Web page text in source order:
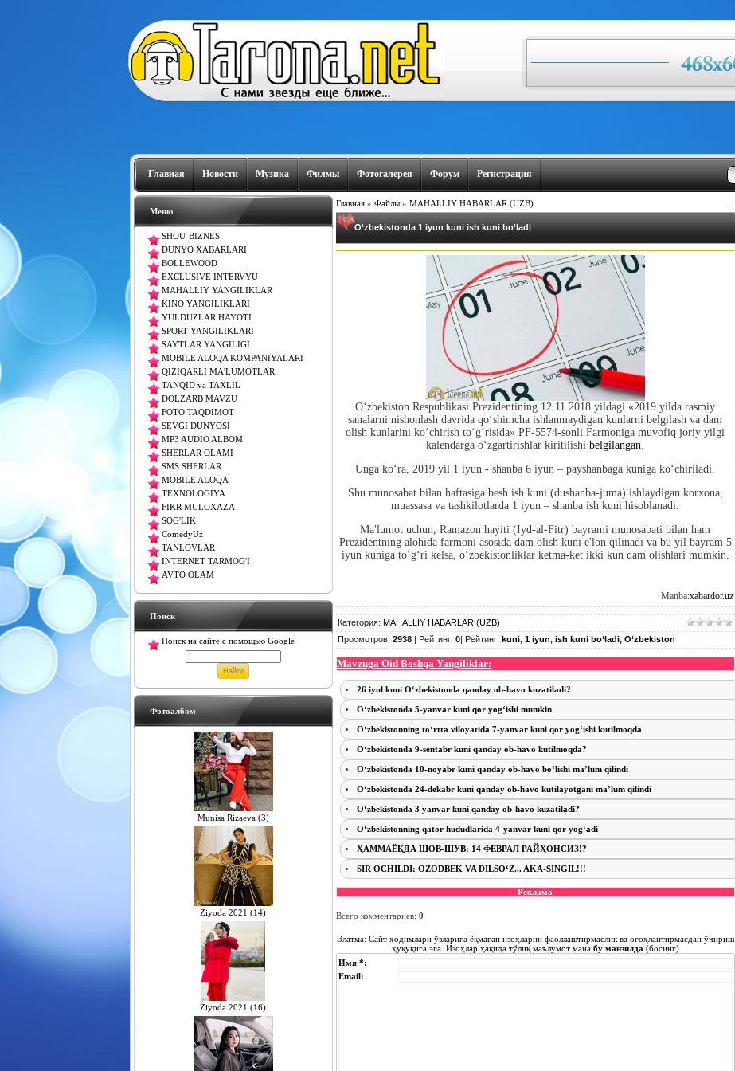
Главная Новости Музика Филмы Фотогалерея Форум Регистрация
Меню
SHOU-BIZNES
DUNYO XABARLARI
BOLLEWOOD
EXCLUSIVE INTERVYU
MAHALLIY YANGILIKLAR
KINO YANGILIKLARI
YULDUZLAR HAYOTI
SPORT YANGILIKLARI
SAYTLAR YANGILIGI
MOBILE ALOQA KOMPANIYALARI
QIZIQARLI MA'LUMOTLAR
TANQID va TAXLIL
DOLZARB MAVZU
FOTO TAQDIMOT
SEVGI DUNYOSI
MP3 AUDIO ALBOM
SHERLAR OLAMI
SMS SHERLAR
MOBILE ALOQA
TEXNOLOGIYA
FIKR MULOXAZA
SOG'LIK
ComedyUz
TANLOVLAR
INTERNET TARMOG'I
AVTO OLAM
Поиск
Поиск на сайте с помощью Google
Фотоалбом
Munisa Rizaeva (3)
Ziyoda 2021 (14)
Ziyoda 2021 (16)
Главная» Файлы» MAHALLIY HABARLAR (UZB)
O‘zbekistonda 1 iyun kuni ish kuni bo‘ladi
O‘zbekiston Respublikasi Prezidentining 12.11.2018 yildagi «2019 yilda rasmiy
sanalarni nishonlash davrida qo‘shimcha ishlanmaydigan kunlarni belgilash va dam
olish kunlarini ko‘chirish to‘g‘risida» PF-5574-sonli Farmoniga muvofiq joriy yilgi
kalendarga o‘zgartirishlar kiritilishi belgilangan.
Unga ko‘ra, 2019 yil 1 iyun - shanba 6 iyun – payshanbaga kuniga ko‘chiriladi.
Shu munosabat bilan haftasiga besh ish kuni (dushanba-juma) ishlaydigan korxona,
muassasa va tashkilotlarda 1 iyun – shanba ish kuni hisoblanadi.
Ma'lumot uchun, Ramazon hayiti (Iyd-al-Fitr) bayrami munosabati bilan ham
Prezidentning alohida farmoni asosida dam olish kuni e'lon qilinadi va bu yil bayram 5
iyun kuniga to‘g‘ri kelsa, o‘zbekistonliklar ketma-ket ikki kun dam olishlari mumkin.
Manba:xabardor.uz
Категория: MAHALLIY HABARLAR (UZB)
Просмотров: 2938| Рейтинг: 0| Рейтинг: kuni, 1 iyun, ish kuni bo‘ladi, O‘zbekiston
Mavzuga Oid Boshqa Yangiliklar:
26 iyul kuni O‘zbekistonda qanday ob-havo kuzatiladi?
O‘zbekistonda 5-yanvar kuni qor yog‘ishi mumkin
O‘zbekistonning to‘rtta viloyatida 7-yanvar kuni qor yog‘ishi kutilmoqda
O‘zbekistonda 9-sentabr kuni qanday ob-havo kutilmoqda?
O‘zbekistonda 10-noyabr kuni qanday ob-havo bo‘lishi ma’lum qilindi
O‘zbekistonda 24-dekabr kuni qanday ob-havo kutilayotgani ma’lum qilindi
O‘zbekistonda 3 yanvar kuni qanday ob-havo kuzatiladi?
O‘zbekistonning qator hududlarida 4-yanvar kuni qor yog‘adi
ҲАММАЁҚДА ШОВ-ШУВ: 14 ФЕВРАЛ РАЙҲОНСИЗ!?
SIR OCHILDI: OZODBEK VA DILSO‘Z... AKA-SINGIL!!!
Реклама
Всего комментариев: 0
Элатма: Сайт ходимлари ўзларига ёқмаган изоҳларни фаоллаштирмаслик ва огоҳлантирмасдан ўчириш
ҳуқуқига эга. Изоҳлар ҳақида тўлиқ маълумот манабу манзилда (босинг)
Имя *:
Email: